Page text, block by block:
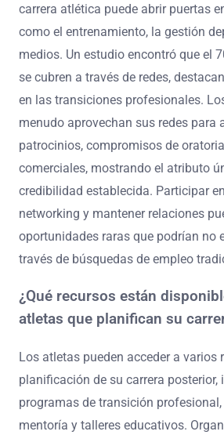
carrera atlética puede abrir puertas
como el entrenamiento, la gestión
medios. Un estudio encontró que el
se cubren a través de redes,
en las transiciones profesionales.
menudo aprovechan sus redes para
patrocinios, compromisos de
comerciales, mostrando el atributo
credibilidad establecida. Participar
networking y mantener relaciones
oportunidades raras que podrían no
través de búsquedas de empleo
¿Qué recursos están
atletas que planifican su
Los atletas pueden acceder a varios
planificación de su carrera posterior,
programas de transición
mentoría y talleres educativos.